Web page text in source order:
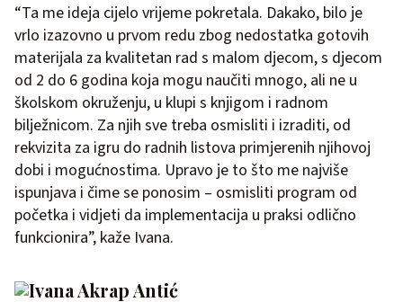
“Ta me ideja cijelo vrijeme pokretala. Dakako, bilo je
vrlo izazovno u prvom redu zbog nedostatka gotovih
materijala za kvalitetan rad s malom djecom, s djecom
od 2 do 6 godina koja mogu naučiti mnogo, ali ne u
školskom okruženju, u klupi s knjigom i radnom
bilježnicom. Za njih sve treba osmisliti i izraditi, od
rekvizita za igru do radnih listova primjerenih njihovoj
dobi i mogućnostima. Upravo je to što me najviše
ispunjava i čime se ponosim – osmisliti program od
početka i vidjeti da implementacija u praksi odlično
funkcionira”, kaže Ivana.